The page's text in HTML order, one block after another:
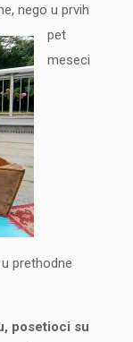
nego u prvih
pet
meseci
prethodne
posetioci su